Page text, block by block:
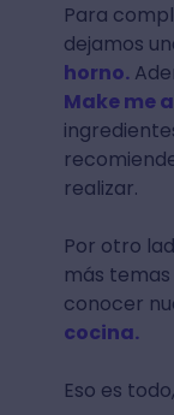
Para
dejamos
horno.
Make me
realizar.
Por otro
más
conocer
cocina.
Eso es